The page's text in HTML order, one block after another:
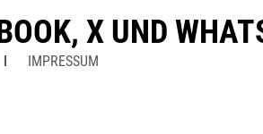
X UND
IMPRESSUM